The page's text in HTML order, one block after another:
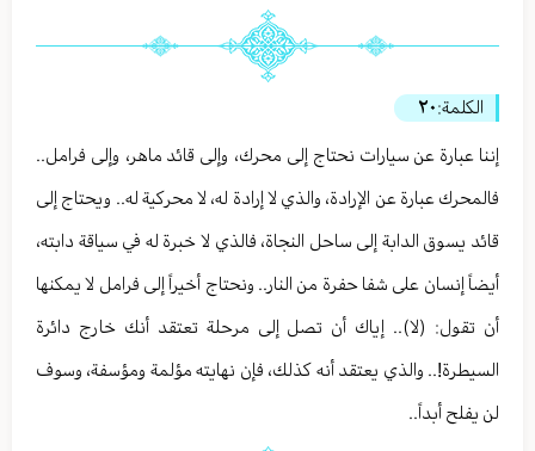
الكلمة:٢٠
إننا عبارة عن سيارات نحتاج إلى محرك، وإلى قائد ماهر، وإلى فرامل..
فالمحرك عبارة عن الإرادة، والذي لا إرادة له، لا محركية له.. ويحتاج إلى
قائد يسوق الدابة إلى ساحل النجاة، فالذي لا خبرة له في سياقة دابته،
أيضاً إنسان على شفا حفرة من النار.. ونحتاج أخيراً إلى فرامل لا يمكنها
أن تقول: (لا).. إياك أن تصل إلى مرحلة تعتقد أنك خارج دائرة
السيطرة!.. والذي يعتقد أنه كذلك، فإن نهايته مؤلمة ومؤسفة، وسوف
لن يفلح أبداً..